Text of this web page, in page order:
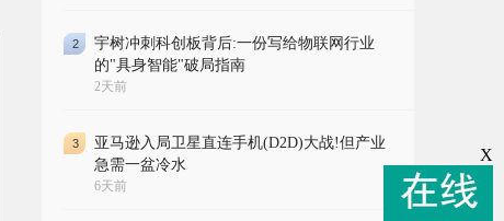
2
宇树冲刺科创板背后:一份写给物联网行业
的"具身智能"破局指南
2天前
3
亚马逊入局卫星直连手机(D2D)大战!但产业
急需一盆冷水
6天前
X